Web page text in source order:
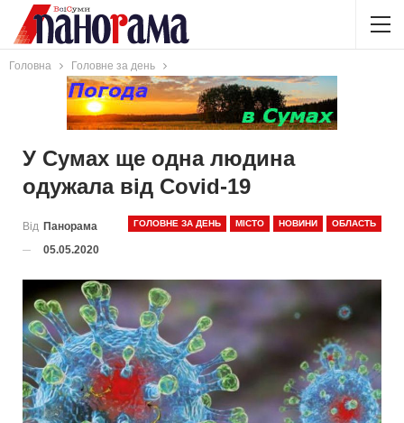
Головна Головне за день
У Сумах ще одна людина
одужала від Covid-19
ГОЛОВНЕ ЗА ДЕНЬ МІСТО НОВИНИ ОБЛАСТЬ
Від Панорама
05.05.2020